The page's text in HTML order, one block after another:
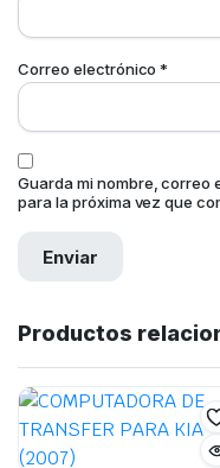
Correo electrónico*
Guarda mi nombre, correo
para la próxima vez que
Productos